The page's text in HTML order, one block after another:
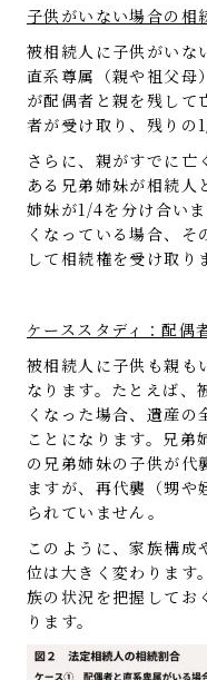
子供がいない場合の相
被相続人に子供がいな
直系尊属（親や祖父母
が配偶者と親を残し
者が受け取り、残りの
さらに、親がすでに亡
ある兄弟姉妹が相続
姉妹が1/4を分け合い
くなっている場合、そ
して相続権を受け取り
ケーススタディ：配偶
被相続人に子供も親も
なります。たとえば、
くなった場合、遺産の
ことになります。兄弟
の兄弟姉妹の子供が代
ますが、再代襲（甥や
られていません。
このように、家族構
位は大きく変わります
族の状況を把握してお
ります。